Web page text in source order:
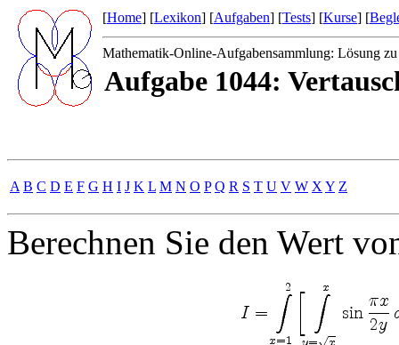
[Home] [Lexikon] [Aufgaben] [Tests] [Kurse] [
Mathematik-Online-Aufgabensammlung: Lösung zu
Aufgabe 1044:
A B C D E F G H I J K L M N O P Q R S T U V W X Y Z
Berechnen Sie den Wert